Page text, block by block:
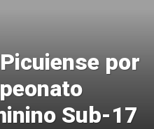
por
Sub-17